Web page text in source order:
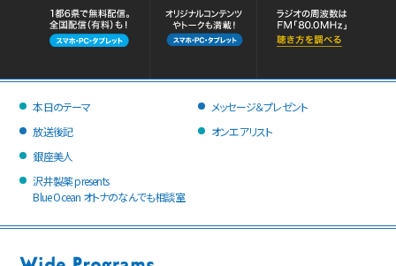
本日のテーマ
放送後記
メッセージ＆プレゼント
オンエアリスト
銀座美人
沢井製薬 presents
Blue Ocean オトナのなんでも相談室